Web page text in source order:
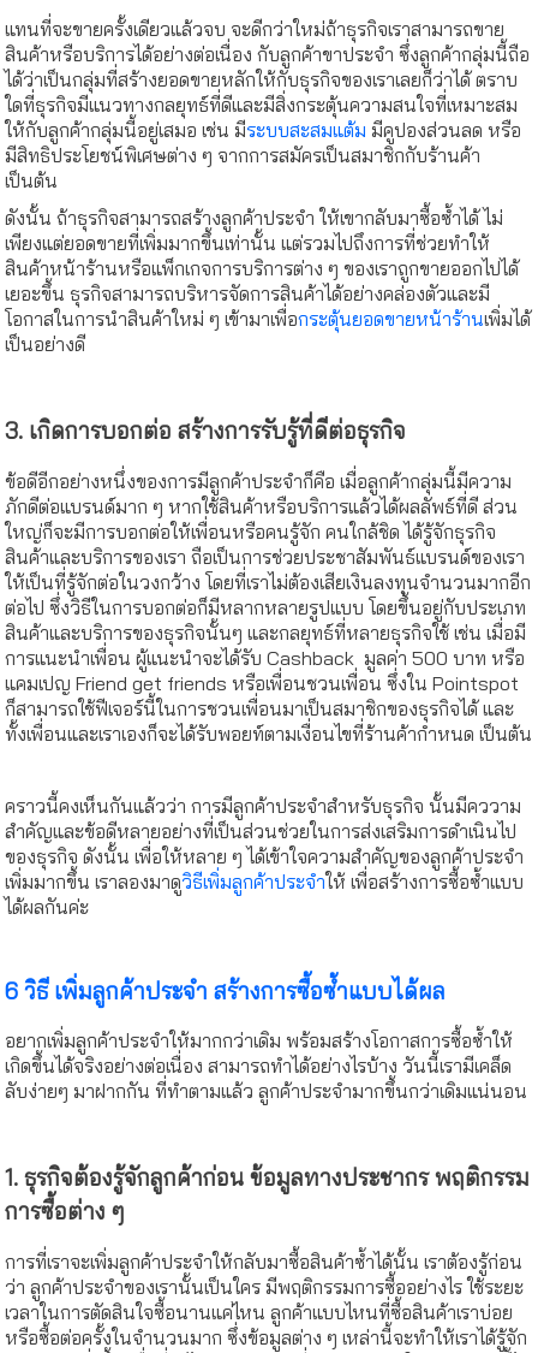
แทนที่จะขายครั้งเดียวแล้วจบ จะดีกว่าใหม่ถ้าธุรกิจเราสามารถขาย
สินค้าหรือบริการได้อย่างต่อเนื่อง กับลูกค้าขาประจำ ซึ่งลูกค้ากลุ่มนี้ถือ
ได้ว่าเป็นกลุ่มที่สร้างยอดขายหลักให้กับธุรกิจของเราเลยก็ว่าได้ ตราบ
ใดที่ธุรกิจมีแนวทางกลยุทธ์ที่ดีและมีสิ่งกระตุ้นความสนใจที่เหมาะสม
ให้กับลูกค้ากลุ่มนี้อยู่เสมอ เช่น มีระบบสะสมแต้ม มีคูปองส่วนลด หรือ
มีสิทธิประโยชน์พิเศษต่าง ๆ จากการสมัครเป็นสมาชิกกับร้านค้า
เป็นต้น
ดังนั้น ถ้าธุรกิจสามารถสร้างลูกค้าประจำ ให้เขากลับมาซื้อซ้ำได้ ไม่
เพียงแต่ยอดขายที่เพิ่มมากขึ้นเท่านั้น แต่รวมไปถึงการที่ช่วยทำให้
สินค้าหน้าร้านหรือแพ็กเกจการบริการต่าง ๆ ของเราถูกขายออกไปได้
เยอะขึ้น ธุรกิจสามารถบริหารจัดการสินค้าได้อย่างคล่องตัวและมี
โอกาสในการนำสินค้าใหม่ ๆ เข้ามาเพื่อกระตุ้นยอดขายหน้าร้านเพิ่มได้
เป็นอย่างดี
3. เกิดการบอกต่อ สร้างการรับรู้ที่ดีต่อธุรกิจ
ข้อดีอีกอย่างหนึ่งของการมีลูกค้าประจำก็คือ เมื่อลูกค้ากลุ่มนี้มีความ
ภักดีต่อแบรนด์มาก ๆ หากใช้สินค้าหรือบริการแล้วได้ผลลัพธ์ที่ดี ส่วน
ใหญ่ก็จะมีการบอกต่อให้เพื่อนหรือคนรู้จัก คนใกล้ชิด ได้รู้จักธุรกิจ
สินค้าและบริการของเรา ถือเป็นการช่วยประชาสัมพันธ์แบรนด์ของเรา
ให้เป็นที่รู้จักต่อในวงกว้าง โดยที่เราไม่ต้องเสียเงินลงทุนจำนวนมากอีก
ต่อไป ซึ่งวิธีในการบอกต่อก็มีหลากหลายรูปแบบ โดยขึ้นอยู่กับประเภท
สินค้าและบริการของธุรกิจนั้นๆ และกลยุทธ์ที่หลายธุรกิจใช้ เช่น เมื่อมี
การแนะนำเพื่อน ผู้แนะนำจะได้รับ Cashback มูลค่า 500 บาท หรือ
แคมเปญ Friend get friends หรือเพื่อนชวนเพื่อน ซึ่งใน Pointspot
ก็สามารถใช้ฟีเจอร์นี้ในการชวนเพื่อนมาเป็นสมาชิกของธุรกิจได้ และ
ทั้งเพื่อนและเราเองก็จะได้รับพอยท์ตามเงื่อนไขที่ร้านค้ากำหนด เป็นต้น
คราวนี้คงเห็นกันแล้วว่า การมีลูกค้าประจำสำหรับธุรกิจ นั้นมีคววาม
สำคัญและข้อดีหลายอย่างที่เป็นส่วนช่วยในการส่งเสริมการดำเนินไป
ของธุรกิจ ดังนั้น เพื่อให้หลาย ๆ ได้เข้าใจความสำคัญของลูกค้าประจำ
เพิ่มมากขึ้น เราลองมาดูวิธีเพิ่มลูกค้าประจำให้ เพื่อสร้างการซื้อซ้ำแบบ
ได้ผลกันค่ะ
6 วิธี เพิ่มลูกค้าประจำ สร้างการซื้อซ้ำแบบได้ผล
อยากเพิ่มลูกค้าประจำให้มากกว่าเดิม พร้อมสร้างโอกาสการซื้อซ้ำให้
เกิดขึ้นได้จริงอย่างต่อเนื่อง สามารถทำได้อย่างไรบ้าง วันนี้เรามีเคล็ด
ลับง่ายๆ มาฝากกัน ที่ทำตามแล้ว ลูกค้าประจำมากขึ้นกว่าเดิมแน่นอน
1. ธุรกิจต้องรู้จักลูกค้าก่อน ข้อมูลทางประชากร พฤติกรรม
การซื้อต่าง ๆ
การที่เราจะเพิ่มลูกค้าประจำให้กลับมาซื้อสินค้าซ้ำได้นั้น เราต้องรู้ก่อน
ว่า ลูกค้าประจำของเรานั้นเป็นใคร มีพฤติกรรมการซื้ออย่างไร ใช้ระยะ
เวลาในการตัดสินใจซื้อนานแค่ไหน ลูกค้าแบบไหนที่ซื้อสินค้าเราบ่อย
หรือซื้อต่อครั้งในจำนวนมาก ซึ่งข้อมูลต่าง ๆ เหล่านี้จะทำให้เราได้รู้จัก